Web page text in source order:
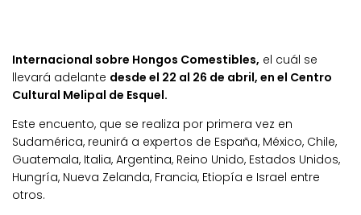
Internacional sobre Hongos Comestibles, el cuál se
llevará adelante desde el 22 al 26 de abril, en el Centro
Cultural Melipal de Esquel.
Este encuento, que se realiza por primera vez en
Sudamérica, reunirá a expertos de España, México, Chile,
Guatemala, Italia, Argentina, Reino Unido, Estados Unidos,
Hungría, Nueva Zelanda, Francia, Etiopía e Israel entre
otros.